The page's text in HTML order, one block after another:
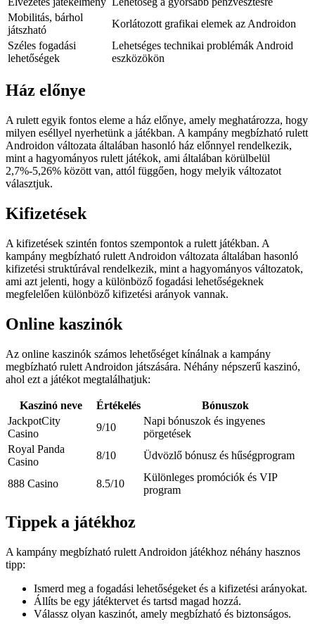
Mobilitás, bárhol
játszható
Korlátozott grafikai elemek az Androidon
Széles fogadási
lehetőségek
Lehetséges technikai problémák Android
eszközökön
Ház előnye
A rulett egyik fontos eleme a ház előnye, amely meghatározza, hogy
milyen eséllyel nyerhetünk a játékban. A kampány megbízható rulett
Androidon változata általában hasonló ház előnnyel rendelkezik,
mint a hagyományos rulett játékok, ami általában körülbelül
2,7%-5,26% között van, attól függően, hogy melyik változatot
választjuk.
Kifizetések
A kifizetések szintén fontos szempontok a rulett játékban. A
kampány megbízható rulett Androidon változata általában hasonló
kifizetési struktúrával rendelkezik, mint a hagyományos változatok,
ami azt jelenti, hogy a különböző fogadási lehetőségeknek
megfelelően különböző kifizetési arányok vannak.
Online kaszinók
Az online kaszinók számos lehetőséget kínálnak a kampány
megbízható rulett Androidon játszására. Néhány népszerű kaszinó,
ahol ezt a játékot megtalálhatjuk:
Kaszinó neve Értékelés
Bónuszok
JackpotCity
Casino
9/10
Napi bónuszok és ingyenes
pörgetések
Royal Panda
Casino
8/10 Üdvözlő bónusz és hűségprogram
888 Casino 8.5/10
Különleges promóciók és VIP
program
Tippek a játékhoz
A kampány megbízható rulett Androidon játékhoz néhány hasznos
tipp:
Ismerd meg a fogadási lehetőségeket és a kifizetési arányokat.
Állíts be egy játéktervet és tartsd magad hozzá.
Válassz olyan kaszinót, amely megbízható és biztonságos.